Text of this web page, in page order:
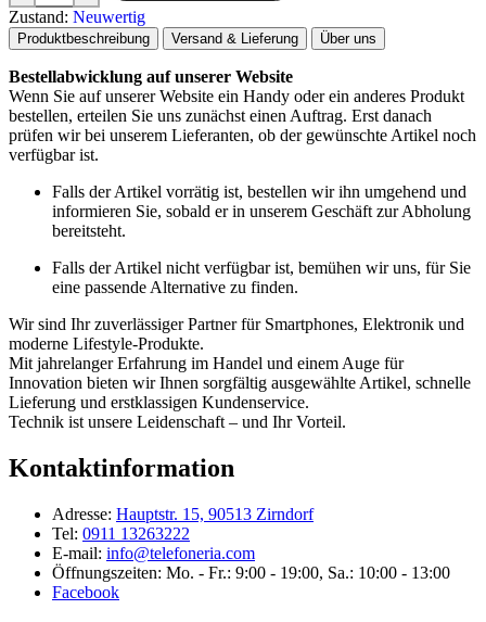
Zustand: Neuwertig
Produktbeschreibung Versand & Lieferung Über uns
Bestellabwicklung auf unserer Website
Wenn Sie auf unserer Website ein Handy oder ein anderes Produkt
bestellen, erteilen Sie uns zunächst einen Auftrag. Erst danach
prüfen wir bei unserem Lieferanten, ob der gewünschte Artikel noch
verfügbar ist.
Falls der Artikel vorrätig ist, bestellen wir ihn umgehend und
informieren Sie, sobald er in unserem Geschäft zur Abholung
bereitsteht.
Falls der Artikel nicht verfügbar ist, bemühen wir uns, für Sie
eine passende Alternative zu finden.
Wir sind Ihr zuverlässiger Partner für Smartphones, Elektronik und
moderne Lifestyle-Produkte.
Mit jahrelanger Erfahrung im Handel und einem Auge für
Innovation bieten wir Ihnen sorgfältig ausgewählte Artikel, schnelle
Lieferung und erstklassigen Kundenservice.
Technik ist unsere Leidenschaft – und Ihr Vorteil.
Kontaktinformation
Adresse: Hauptstr. 15, 90513 Zirndorf
Tel: 0911 13263222
E-mail: info@telefoneria.com
Öffnungszeiten: Mo. - Fr.: 9:00 - 19:00, Sa.: 10:00 - 13:00
Facebook